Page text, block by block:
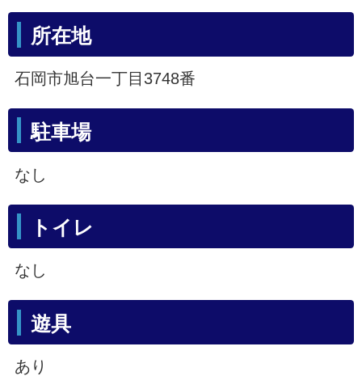
所在地
石岡市旭台一丁目3748番
駐車場
なし
トイレ
なし
遊具
あり